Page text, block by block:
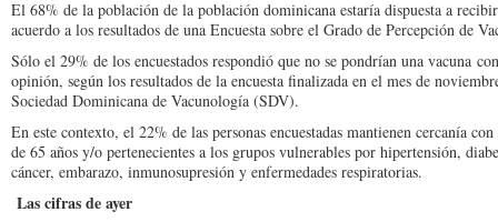
El 68% de la población de la población dominicana estaría dispuesta a
acuerdo a los resultados de una Encuesta sobre el Grado de Percepción de
Sólo el 29% de los encuestados respondió que no se pondrían una vacuna
opinión, según los resultados de la encuesta finalizada en el mes de
Sociedad Dominicana de Vacunología (SDV).
En este contexto, el 22% de las personas encuestadas mantienen cercanía
de 65 años y/o pertenecientes a los grupos vulnerables por hipertensión,
cáncer, embarazo, inmunosupresión y enfermedades respiratorias.
Las cifras de ayer